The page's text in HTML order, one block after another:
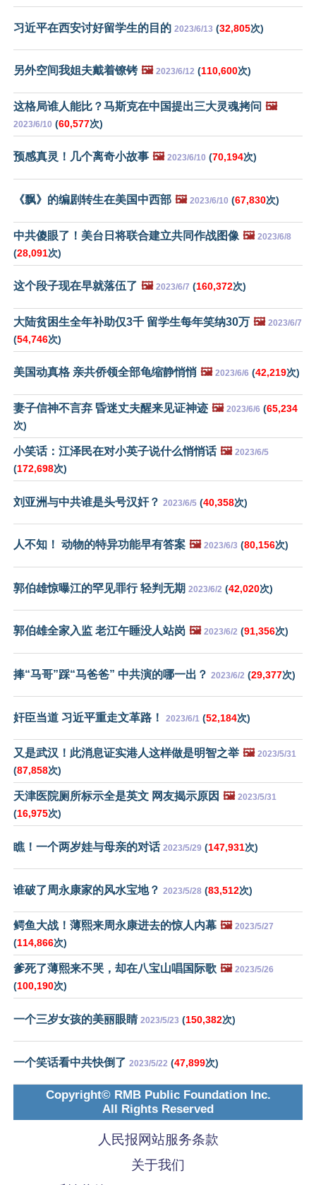
习近平在西安讨好留学生的目的 2023/6/13 (32,805次)
另外空间我姐夫戴着镣铐 🖼️ 2023/6/12 (110,600次)
这格局谁人能比？马斯克在中国提出三大灵魂拷问 🖼️
2023/6/10 (60,577次)
预感真灵！几个离奇小故事 🖼️ 2023/6/10 (70,194次)
《飘》的编剧转生在美国中西部 🖼️ 2023/6/10 (67,830次)
中共傻眼了！美台日将联合建立共同作战图像 🖼️ 2023/6/8
(28,091次)
这个段子现在早就落伍了 🖼️ 2023/6/7 (160,372次)
大陆贫困生全年补助仅3千 留学生每年笑纳30万 🖼️ 2023/6/7
(54,746次)
美国动真格 亲共侨领全部龟缩静悄悄 🖼️ 2023/6/6 (42,219次)
妻子信神不言弃 昏迷丈夫醒来见证神迹 🖼️ 2023/6/6 (65,234
次)
小笑话：江泽民在对小英子说什么悄悄话 🖼️ 2023/6/5
(172,698次)
刘亚洲与中共谁是头号汉奸？ 2023/6/5 (40,358次)
人不知！ 动物的特异功能早有答案 🖼️ 2023/6/3 (80,156次)
郭伯雄惊曝江的罕见罪行 轻判无期 2023/6/2 (42,020次)
郭伯雄全家入监 老江午睡没人站岗 🖼️ 2023/6/2 (91,356次)
捧“马哥”踩“马爸爸” 中共演的哪一出？ 2023/6/2 (29,377次)
奸臣当道 习近平重走文革路！ 2023/6/1 (52,184次)
又是武汉！此消息证实港人这样做是明智之举 🖼️ 2023/5/31
(87,858次)
天津医院厕所标示全是英文 网友揭示原因 🖼️ 2023/5/31
(16,975次)
瞧！一个两岁娃与母亲的对话 2023/5/29 (147,931次)
谁破了周永康家的风水宝地？ 2023/5/28 (83,512次)
鳄鱼大战！薄熙来周永康进去的惊人内幕 🖼️ 2023/5/27
(114,866次)
爹死了薄熙来不哭，却在八宝山唱国际歌 🖼️ 2023/5/26
(100,190次)
一个三岁女孩的美丽眼睛 2023/5/23 (150,382次)
一个笑话看中共快倒了 2023/5/22 (47,899次)
Copyright© RMB Public Foundation Inc.
All Rights Reserved
人民报网站服务条款
关于我们